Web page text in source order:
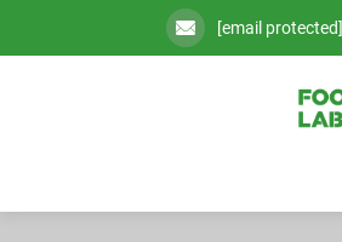
[email protected]